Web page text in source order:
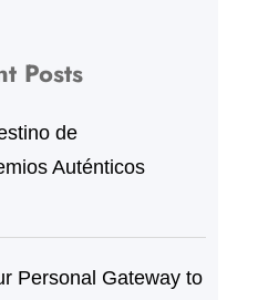
Posts
de
Auténticos
Personal Gateway to